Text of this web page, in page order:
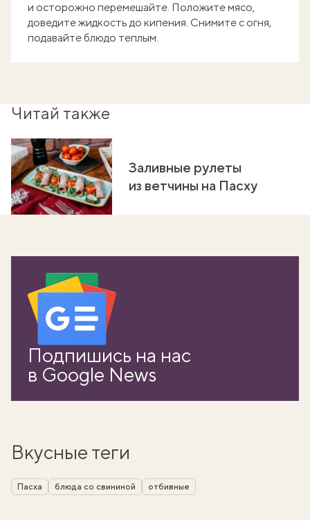
и осторожно перемешайте. Положите мясо,
доведите жидкость до кипения. Снимите с огня,
подавайте блюдо теплым.
Читай также
Заливные рулеты
из ветчины на Пасху
Подпишись на нас
в Google News
Вкусные теги
Пасха блюда со свининой отбивные